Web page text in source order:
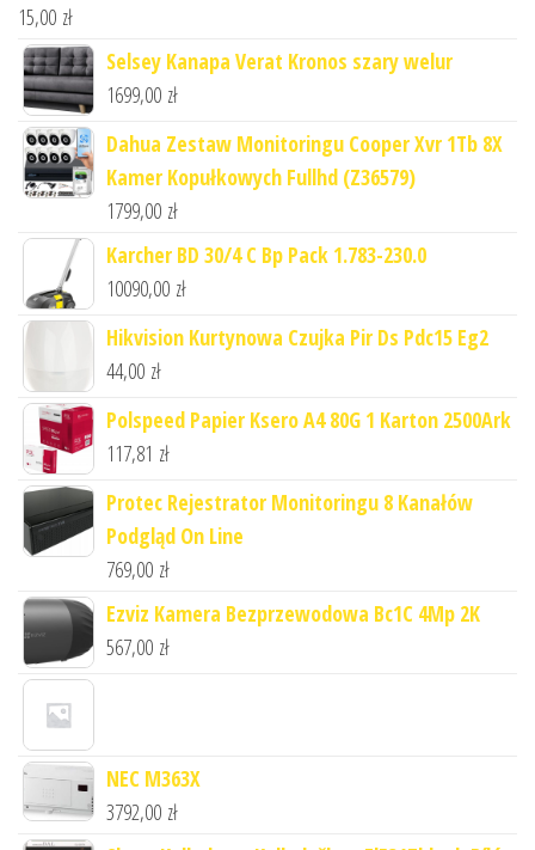
15,00 zł
Selsey Kanapa Verat Kronos szary welur
1699,00 zł
Dahua Zestaw Monitoringu Cooper Xvr 1Tb 8X
Kamer Kopułkowych Fullhd (Z36579)
1799,00 zł
Karcher BD 30/4 C Bp Pack 1.783-230.0
10090,00 zł
Hikvision Kurtynowa Czujka Pir Ds Pdc15 Eg2
44,00 zł
Polspeed Papier Ksero A4 80G 1 Karton 2500Ark
117,81 zł
Protec Rejestrator Monitoringu 8 Kanałów
Podgląd On Line
769,00 zł
Ezviz Kamera Bezprzewodowa Bc1C 4Mp 2K
567,00 zł
NEC M363X
3792,00 zł